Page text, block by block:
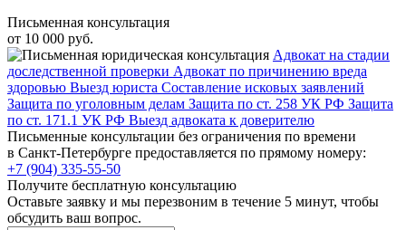
Письменная консультация
от 10 000 руб.
Адвокат на стадии
доследственной проверки Адвокат по причинению вреда
здоровью Выезд юриста Составление исковых заявлений
Защита по уголовным делам Защита по ст. 258 УК РФ Защита
по ст. 171.1 УК РФ Выезд адвоката к доверителю
Письменные консультации без ограничения по времени
в Санкт-Петербурге предоставляется по прямому номеру:
+7 (904) 335-55-50
Получите бесплатную консультацию
Оставьте заявку и мы перезвоним в течение 5 минут, чтобы
обсудить ваш вопрос.